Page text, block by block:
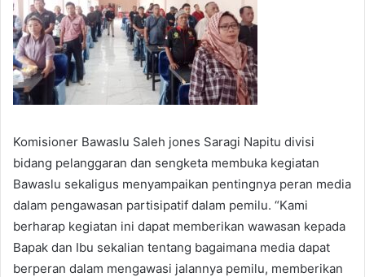
Komisioner Bawaslu Saleh jones Saragi Napitu divisi
bidang pelanggaran dan sengketa membuka kegiatan
Bawaslu sekaligus menyampaikan pentingnya peran media
dalam pengawasan partisipatif dalam pemilu. “Kami
berharap kegiatan ini dapat memberikan wawasan kepada
Bapak dan Ibu sekalian tentang bagaimana media dapat
berperan dalam mengawasi jalannya pemilu, memberikan